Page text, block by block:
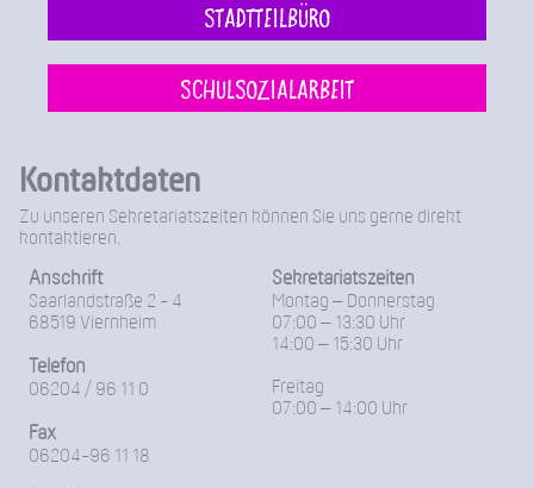
Stadtteilbüro
Schulsozialarbeit
Kontaktdaten
Zu unseren Sekretariatszeiten können Sie uns gerne direkt
kontaktieren.
Anschrift
Saarlandstraße 2 - 4
68519 Viernheim
Telefon
06204 / 96 11 0
Fax
06204-96 11 18
Sekretariatszeiten
Montag – Donnerstag
07:00 – 13:30 Uhr
14:00 – 15:30 Uhr
Freitag
07:00 – 14:00 Uhr